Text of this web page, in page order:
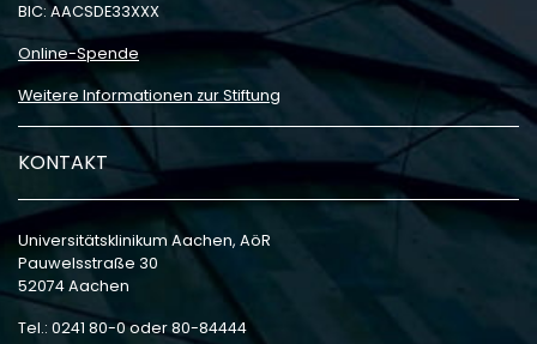
BIC: AACSDE33XXX
Online-Spende
Weitere Informationen zur Stiftung
KONTAKT
Universitätsklinikum Aachen, AöR
Pauwelsstraße 30
52074 Aachen
Tel.: 0241 80-0 oder 80-84444